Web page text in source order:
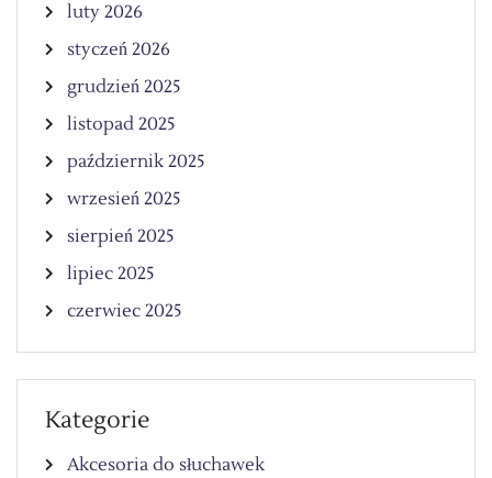
luty 2026
styczeń 2026
grudzień 2025
listopad 2025
październik 2025
wrzesień 2025
sierpień 2025
lipiec 2025
czerwiec 2025
Kategorie
Akcesoria do słuchawek